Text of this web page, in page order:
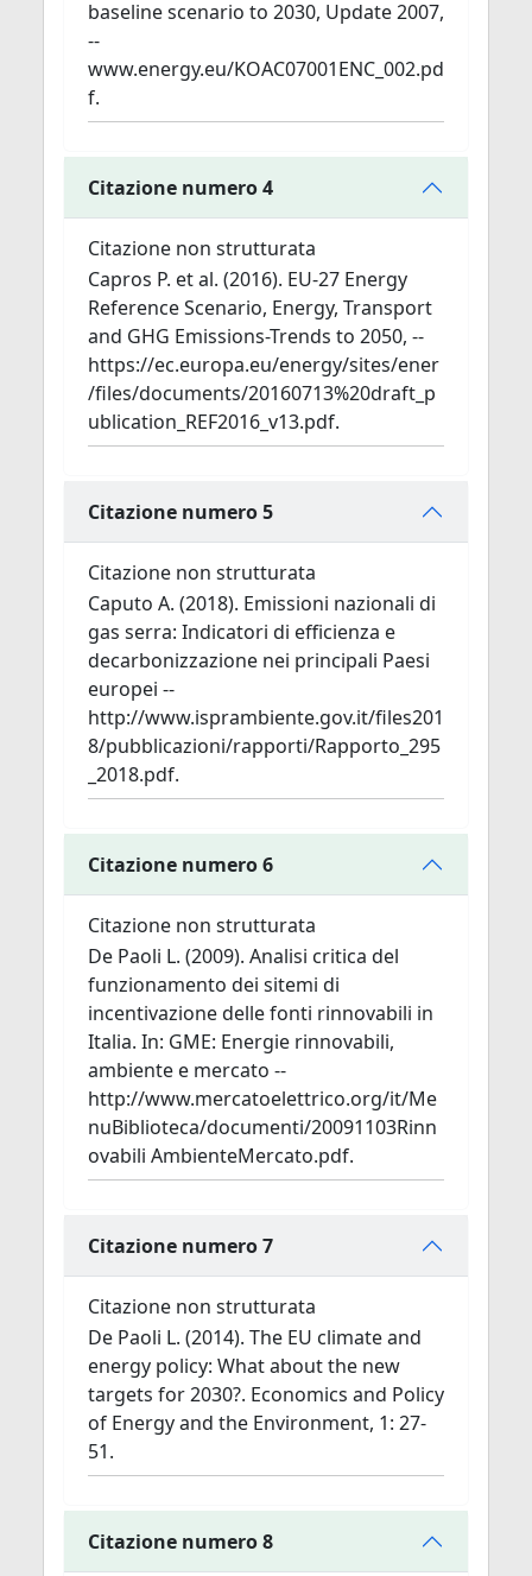
baseline scenario to 2030, Update 2007,
--
www.energy.eu/KOAC07001ENC_002.pd
f.
Citazione numero 4
Citazione non strutturata
Capros P. et al. (2016). EU-27 Energy
Reference Scenario, Energy, Transport
and GHG Emissions-Trends to 2050, --
https://ec.europa.eu/energy/sites/ener
/files/documents/20160713%20draft_p
ublication_REF2016_v13.pdf.
Citazione numero 5
Citazione non strutturata
Caputo A. (2018). Emissioni nazionali di
gas serra: Indicatori di efficienza e
decarbonizzazione nei principali Paesi
europei --
http://www.isprambiente.gov.it/files201
8/pubblicazioni/rapporti/Rapporto_295
_2018.pdf.
Citazione numero 6
Citazione non strutturata
De Paoli L. (2009). Analisi critica del
funzionamento dei sitemi di
incentivazione delle fonti rinnovabili in
Italia. In: GME: Energie rinnovabili,
ambiente e mercato --
http://www.mercatoelettrico.org/it/Me
nuBiblioteca/documenti/20091103Rinn
ovabili AmbienteMercato.pdf.
Citazione numero 7
Citazione non strutturata
De Paoli L. (2014). The EU climate and
energy policy: What about the new
targets for 2030?. Economics and Policy
of Energy and the Environment, 1: 27-
51.
Citazione numero 8